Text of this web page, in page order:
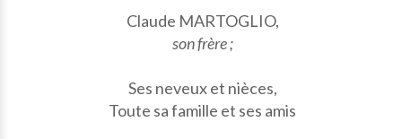
Claude MARTOGLIO,
son frère ;
Ses neveux et nièces,
Toute sa famille et ses amis